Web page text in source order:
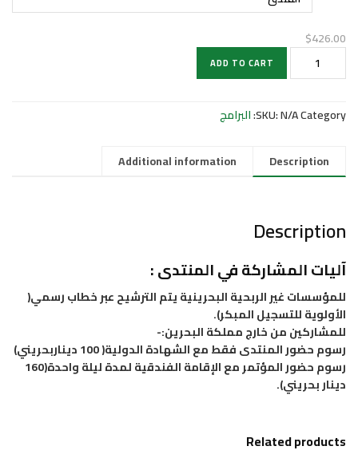
$426.00
المنتدى
الوطني
القطاع
الربحي
لعام
ADD TO CART
SKU:N/ACategory: البرامج
Description
Additional information
Description
آليات المشاركة في المنتدى :
للمؤسسات غير الربحية البحرينية يتم الترشيح عبر خطاب رسمي(
الأولوية للتسجيل المبكر).
للمشاركين من خارج مملكة البحرين:-
رسوم حضور المنتدى فقط مع الشهادة الدولية( 100 ديناربحريني)
رسوم حضور المؤتمر مع الإقامة الفندقية لمدة ليلة واحدة(160
دينار بحريني).
Related products